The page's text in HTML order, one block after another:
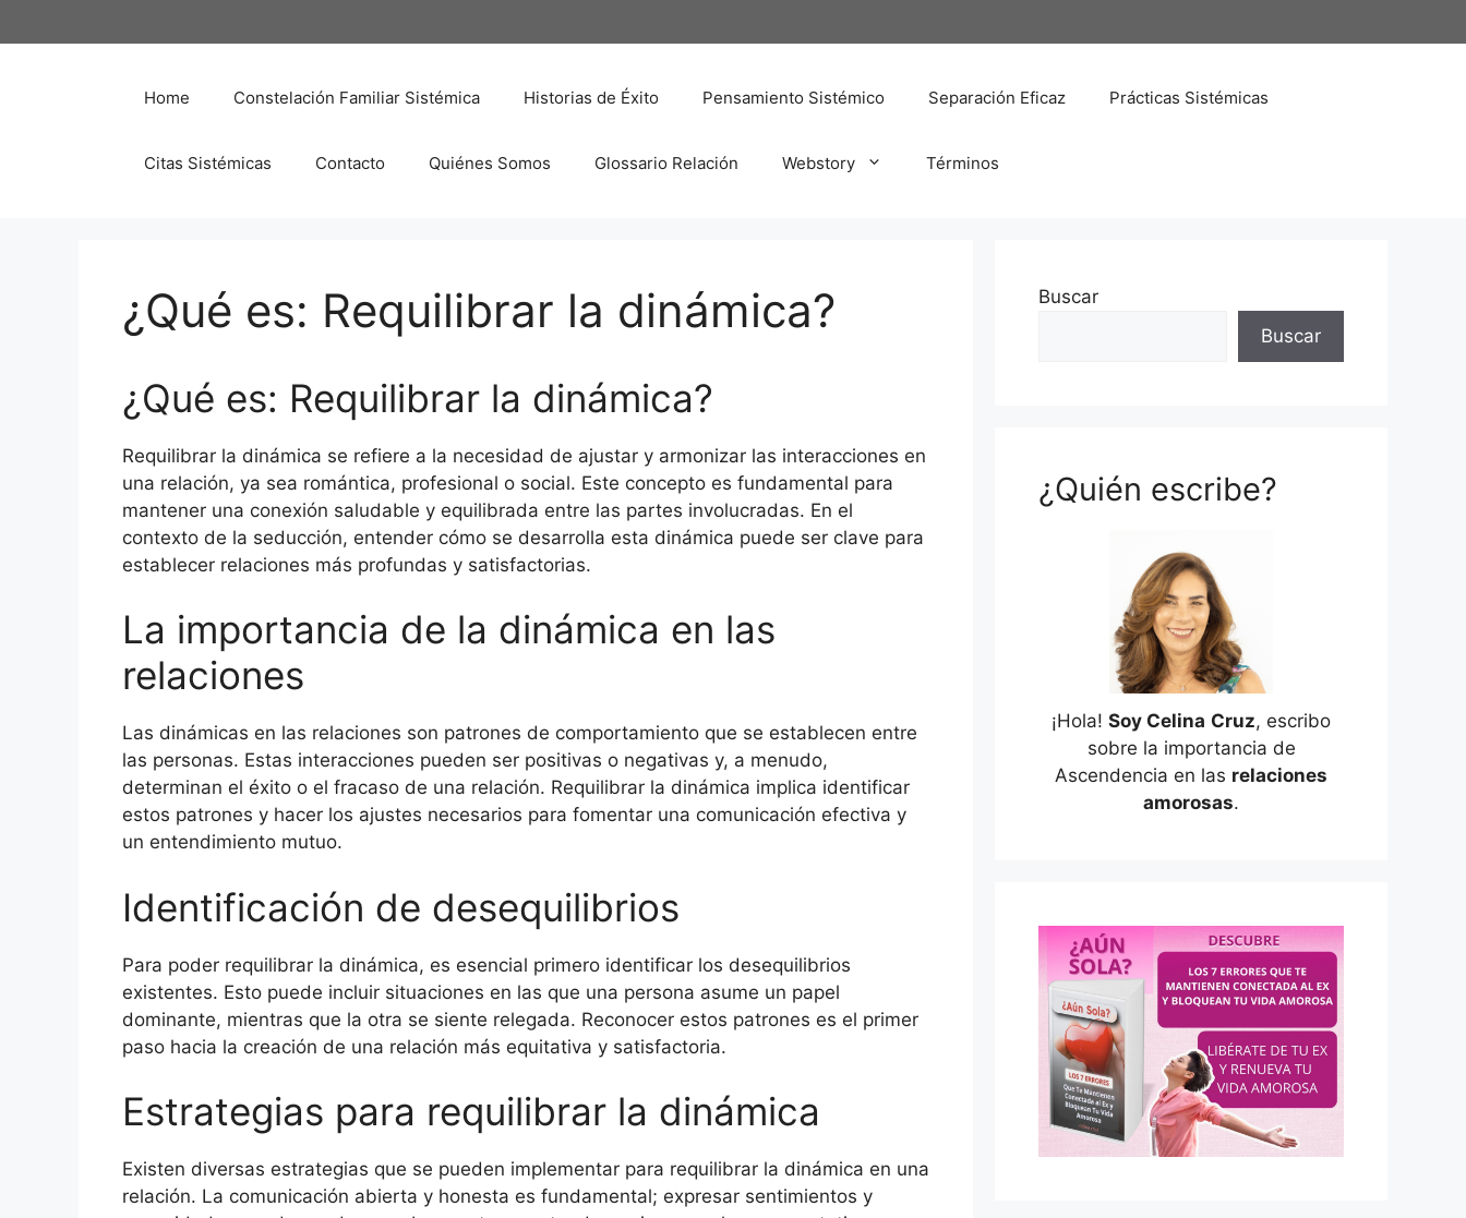
al
Home Constelación Familiar Sistémica Historias de Éxito Pensamiento Sistémico Separación Eficaz Prácticas Sistémicas
Citas Sistémicas Contacto Quiénes Somos Glossario Relación Webstory Términos
¿Qué es: Requilibrar la dinámica?
¿Qué es: Requilibrar la dinámica?
Requilibrar la dinámica se refiere a la necesidad de ajustar y armonizar las interacciones en
una relación, ya sea romántica, profesional o social. Este concepto es fundamental para
mantener una conexión saludable y equilibrada entre las partes involucradas. En el
contexto de la seducción, entender cómo se desarrolla esta dinámica puede ser clave para
establecer relaciones más profundas y satisfactorias.
La importancia de la dinámica en las
relaciones
Las dinámicas en las relaciones son patrones de comportamiento que se establecen entre
las personas. Estas interacciones pueden ser positivas o negativas y, a menudo,
determinan el éxito o el fracaso de una relación. Requilibrar la dinámica implica identificar
estos patrones y hacer los ajustes necesarios para fomentar una comunicación efectiva y
un entendimiento mutuo.
Identificación de desequilibrios
Para poder requilibrar la dinámica, es esencial primero identificar los desequilibrios
existentes. Esto puede incluir situaciones en las que una persona asume un papel
dominante, mientras que la otra se siente relegada. Reconocer estos patrones es el primer
paso hacia la creación de una relación más equitativa y satisfactoria.
Estrategias para requilibrar la dinámica
Existen diversas estrategias que se pueden implementar para requilibrar la dinámica en una
relación. La comunicación abierta y honesta es fundamental; expresar sentimientos y
Buscar
Buscar
¿Quién escribe?
¡Hola! Soy Celina Cruz, escribo
sobre la importancia de
Ascendencia en las relaciones
amorosas.